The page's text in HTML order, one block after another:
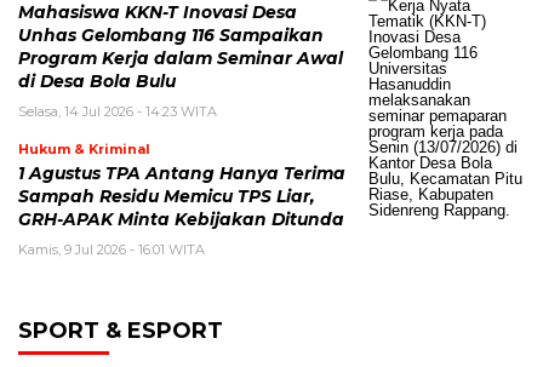
Mahasiswa KKN-T Inovasi Desa
Unhas Gelombang 116 Sampaikan
Program Kerja dalam Seminar Awal
di Desa Bola Bulu
Selasa, 14 Jul 2026 - 14:23 WITA
Hukum & Kriminal
1 Agustus TPA Antang Hanya Terima
Sampah Residu Memicu TPS Liar,
GRH-APAK Minta Kebijakan Ditunda
Kamis, 9 Jul 2026 - 16:01 WITA
SPORT & ESPORT